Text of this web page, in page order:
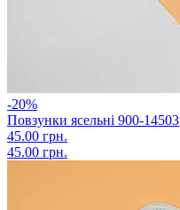
-20%
Повзунки ясельні 900-14503
45.00 грн.
45.00 грн.